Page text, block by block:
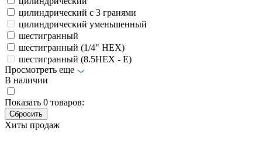
цилиндрический с 3 гранями
цилиндрический уменьшенный
шестигранный
шестигранный (1/4" HEX)
шестигранный (8.5HEX - E)
Просмотреть еще
В наличии
Показать 0 товаров:
Хиты продаж